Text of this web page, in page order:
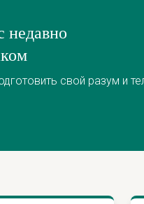
недавно
свой разум и